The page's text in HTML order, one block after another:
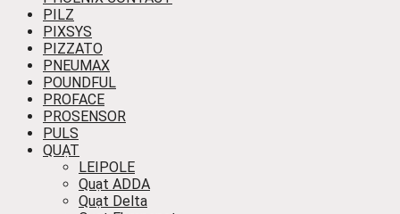
PILZ
PIXSYS
PIZZATO
PNEUMAX
POUNDFUL
PROFACE
PROSENSOR
PULS
QUẠT
LEIPOLE
Quạt ADDA
Quạt Delta